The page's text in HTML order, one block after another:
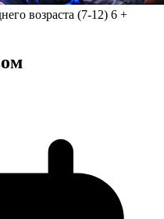
возраста (7-12) 6 +